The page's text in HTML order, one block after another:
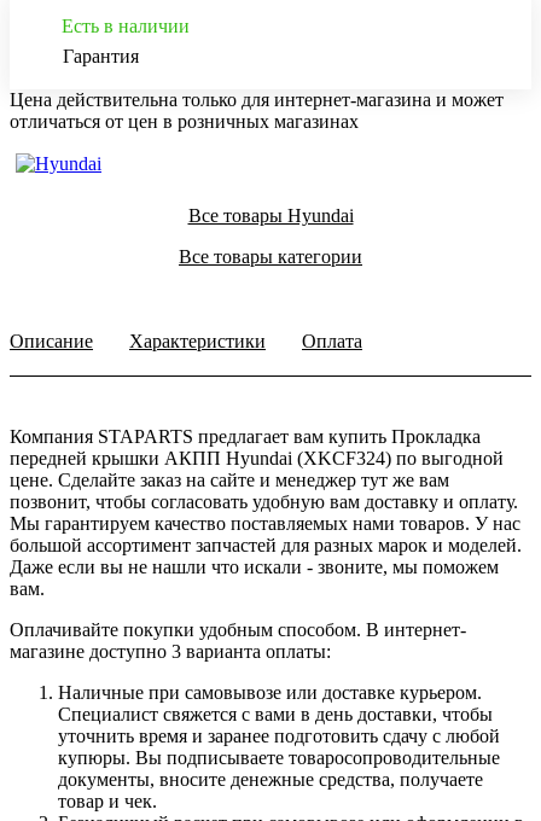
Есть в наличии
Гарантия
Цена действительна только для интернет-магазина и может
отличаться от цен в розничных магазинах
Все товары Hyundai
Все товары категории
Описание Характеристики Оплата
Компания STAPARTS предлагает вам купить Прокладка
передней крышки АКПП Hyundai (XKCF324) по выгодной
цене. Сделайте заказ на сайте и менеджер тут же вам
позвонит, чтобы согласовать удобную вам доставку и оплату.
Мы гарантируем качество поставляемых нами товаров. У нас
большой ассортимент запчастей для разных марок и моделей.
Даже если вы не нашли что искали - звоните, мы поможем
вам.
Оплачивайте покупки удобным способом. В интернет-
магазине доступно 3 варианта оплаты:
Наличные при самовывозе или доставке курьером.
Специалист свяжется с вами в день доставки, чтобы
уточнить время и заранее подготовить сдачу с любой
купюры. Вы подписываете товаросопроводительные
документы, вносите денежные средства, получаете
товар и чек.